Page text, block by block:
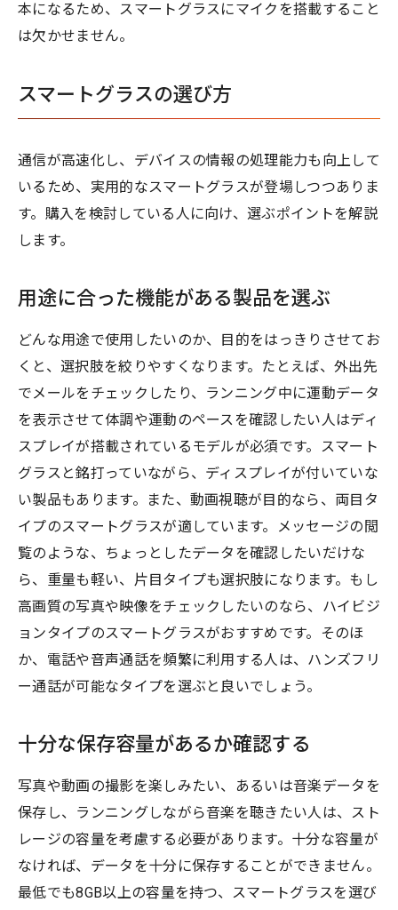
本になるため、スマートグラスにマイクを搭載すること
は欠かせません。
スマートグラスの選び方
通信が高速化し、デバイスの情報の処理能力も向上して
いるため、実用的なスマートグラスが登場しつつありま
す。購入を検討している人に向け、選ぶポイントを解説
します。
用途に合った機能がある製品を選ぶ
どんな用途で使用したいのか、目的をはっきりさせてお
くと、選択肢を絞りやすくなります。たとえば、外出先
でメールをチェックしたり、ランニング中に運動データ
を表示させて体調や運動のペースを確認したい人はディ
スプレイが搭載されているモデルが必須です。スマート
グラスと銘打っていながら、ディスプレイが付いていな
い製品もあります。また、動画視聴が目的なら、両目タ
イプのスマートグラスが適しています。メッセージの閲
覧のような、ちょっとしたデータを確認したいだけな
ら、重量も軽い、片目タイプも選択肢になります。もし
高画質の写真や映像をチェックしたいのなら、ハイビジ
ョンタイプのスマートグラスがおすすめです。そのほ
か、電話や音声通話を頻繁に利用する人は、ハンズフリ
ー通話が可能なタイプを選ぶと良いでしょう。
十分な保存容量があるか確認する
写真や動画の撮影を楽しみたい、あるいは音楽データを
保存し、ランニングしながら音楽を聴きたい人は、スト
レージの容量を考慮する必要があります。十分な容量が
なければ、データを十分に保存することができません。
最低でも8GB以上の容量を持つ、スマートグラスを選び